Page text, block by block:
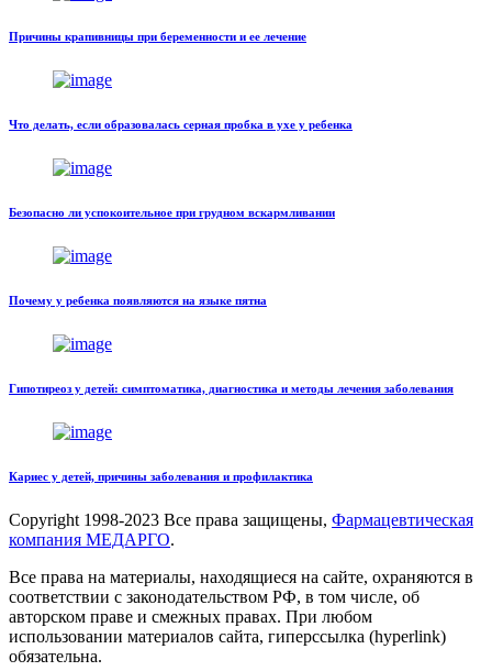
Причины крапивницы при беременности и ее лечение
Что делать, если образовалась серная пробка в ухе у ребенка
Безопасно ли успокоительное при грудном вскармливании
Почему у ребенка появляются на языке пятна
Гипотиреоз у детей: симптоматика, диагностика и методы лечения заболевания
Кариес у детей, причины заболевания и профилактика
Copyright 1998-2023 Все права защищены, Фармацевтическая
компания МЕДАРГО.
Все права на материалы, находящиеся на сайте, охраняются в
соответствии с законодательством РФ, в том числе, об
авторском праве и смежных правах. При любом
использовании материалов сайта, гиперссылка (hyperlink)
обязательна.